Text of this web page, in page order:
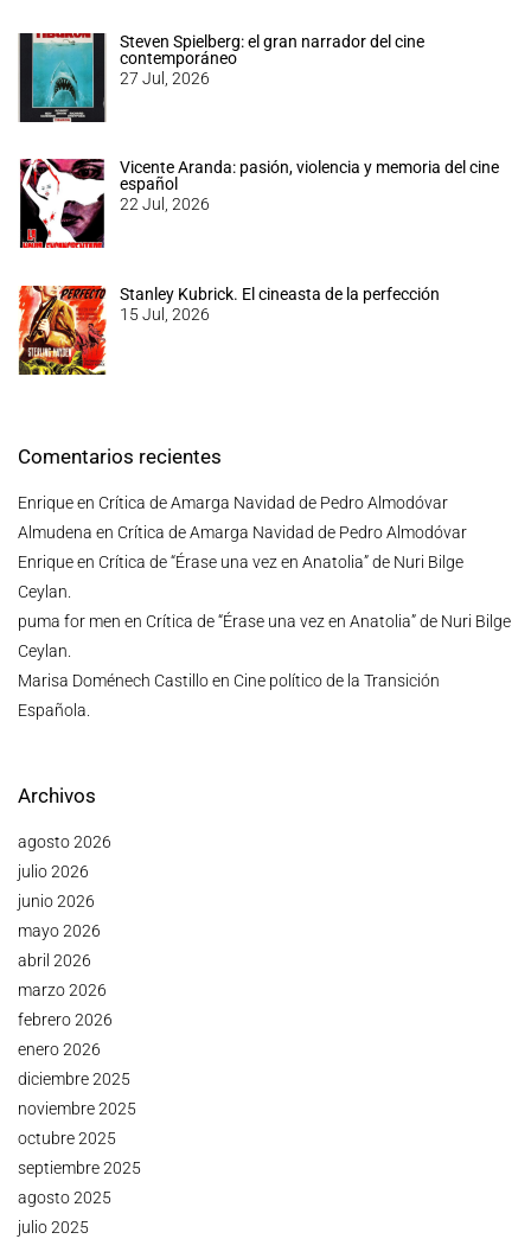
Steven Spielberg: el gran narrador del cine
contemporáneo
27 Jul, 2026
Vicente Aranda: pasión, violencia y memoria del cine
español
22 Jul, 2026
Stanley Kubrick. El cineasta de la perfección
15 Jul, 2026
Comentarios recientes
Enriqueen Crítica de Amarga Navidad de Pedro Almodóvar
Almudena en Crítica de Amarga Navidad de Pedro Almodóvar
Enriqueen Crítica de “Érase una vez en Anatolia” de Nuri Bilge
Ceylan.
puma for men en Crítica de “Érase una vez en Anatolia” de Nuri Bilge
Ceylan.
Marisa Doménech Castilloen Cine político de la Transición
Española.
Archivos
agosto 2026
julio 2026
junio 2026
mayo 2026
abril 2026
marzo 2026
febrero 2026
enero 2026
diciembre 2025
noviembre 2025
octubre 2025
septiembre 2025
agosto 2025
julio 2025